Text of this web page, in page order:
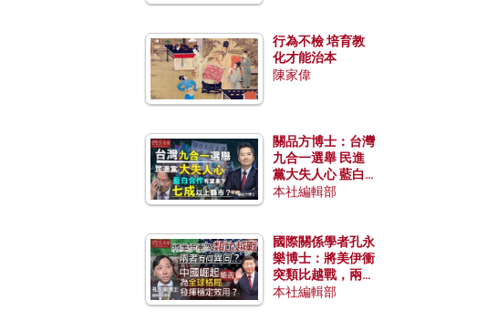
行為不檢 培育教
化才能治本
陳家偉
關品方博士：台灣
九合一選舉 民進
黨大失人心 藍白
合作有望拿下七成
本社編輯部
國際關係學者孔永
樂博士：將美伊衝
突類比越戰，兩者
有何異同？中國崛
本社編輯部